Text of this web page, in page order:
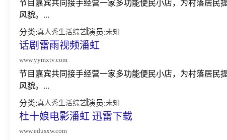
节目嘉宾共同接手经营一家多功能便民小店，为村落居民
风貌。...
分类:真人秀生活综艺 演员:未知
话剧雷雨视频潘虹
www.yymxtv.com
节目嘉宾共同接手经营一家多功能便民小店，为村落居民
风貌。...
分类:真人秀生活综艺 演员:未知
杜十娘电影潘虹 迅雷下载
www.edusxw.com